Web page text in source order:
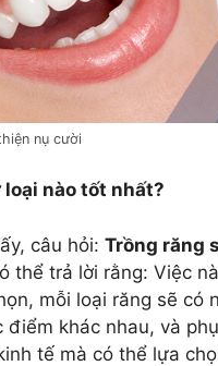
nụ cười
nào tốt nhất?
câu hỏi: Trồng răng
thể trả lời rằng: Việc
mỗi loại răng sẽ có
điểm khác nhau, và
tế mà có thể lựa